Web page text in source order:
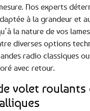
Nos experts
à la grandeur et
la nature de vos
diverses options
radio classiques
avec retour.
volet roulants